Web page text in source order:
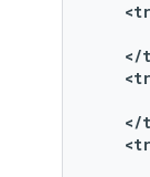
</
</